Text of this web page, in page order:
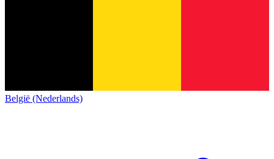
België (Nederlands)